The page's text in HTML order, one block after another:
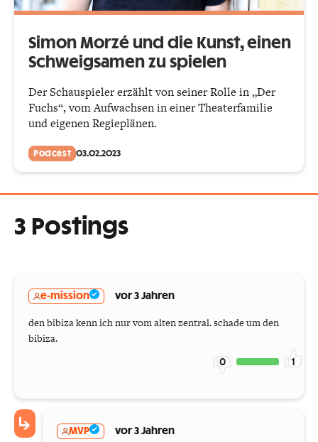
Simon Morzé und die Kunst, einen
Schweigsamen zu spielen
Der Schauspieler erzählt von seiner Rolle in „Der
Fuchs“, vom Aufwachsen in einer Theaterfamilie
und eigenen Regieplänen.
Podcast 03.02.2023
3 Postings
e-mission vor 3 Jahren
den bibiza kenn ich nur vom alten zentral. schade um den
bibiza.
0 1
MVP vor 3 Jahren